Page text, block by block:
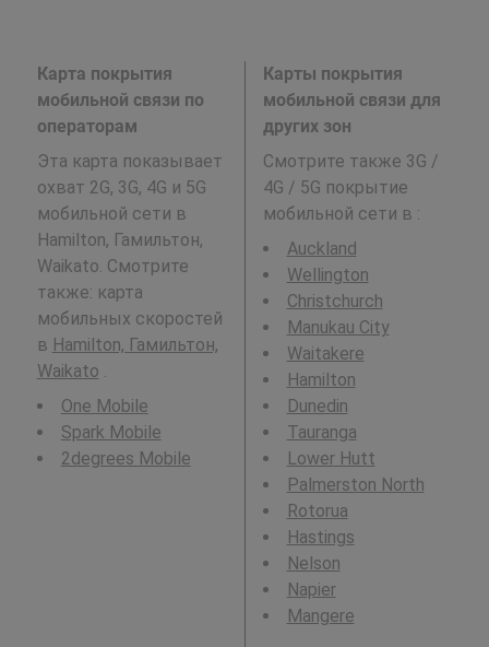
Карта покрытия
мобильной связи по
операторам
Эта карта показывает
охват 2G, 3G, 4G и 5G
мобильной сети в
Hamilton, Гамильтон,
Waikato. Смотрите
также: карта
мобильных скоростей
в Hamilton, Гамильтон,
Waikato
One Mobile
Spark Mobile
2degrees Mobile
Карты покрытия
мобильной связи для
других зон
Смотрите также 3G /
4G / 5G покрытие
мобильной сети в :
Auckland
Wellington
Christchurch
Manukau City
Waitakere
Hamilton
Dunedin
Tauranga
Lower Hutt
Palmerston North
Rotorua
Hastings
Nelson
Napier
Mangere